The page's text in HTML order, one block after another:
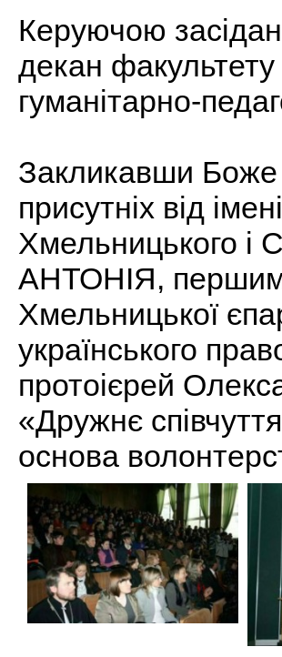
Керуючою
декан
гуманітарно-
Закликавши Боже
присутніх від
Хмельницького і
АНТОНІЯ, першим
Хмельницької
українського
протоієрей
«Дружнє
основа